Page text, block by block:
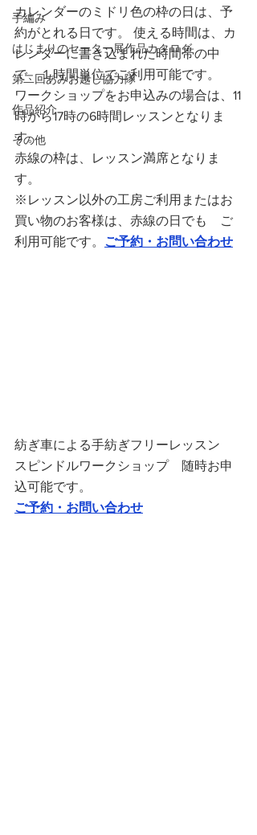
手編み
はじまりのセーター展作品カタログ
第二回あみお越し協力隊
作品紹介
その他
カレンダーのミドリ色の枠の日は、予
約がとれる日です。 使える時間は、カ
レンダーに書き込まれた時間帯の中
で、１時間単位でご利用可能です。
ワークショップをお申込みの場合は、11
時から17時の6時間レッスンとなりま
す。
赤線の枠は、レッスン満席となりま
す。
※レッスン以外の工房ご利用またはお
買い物のお客様は、赤線の日でも　ご
利用可能です。 ご予約・お問い合わせ
紡ぎ車による手紡ぎフリーレッスン
スピンドルワークショップ　随時お申
込可能です。
ご予約・お問い合わせ